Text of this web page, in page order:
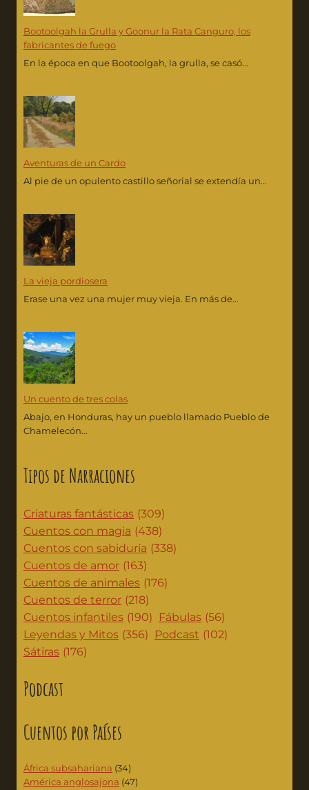
Bootoolgah la Grulla y Goonur la Rata Canguro, los
fabricantes de fuego
En la época en que Bootoolgah, la grulla, se casó...
Aventuras de un Cardo
Al pie de un opulento castillo señorial se extendía un...
La vieja pordiosera
Erase una vez una mujer muy vieja. En más de...
Un cuento de tres colas
Abajo, en Honduras, hay un pueblo llamado Pueblo de
Chamelecón...
Tipos de Narraciones
Criaturas fantásticas (309)
Cuentos con magia (438)
Cuentos con sabiduría (338)
Cuentos de amor (163)
Cuentos de animales (176)
Cuentos de terror (218)
Cuentos infantiles (190) Fábulas (56)
Leyendas y Mitos (356) Podcast (102)
Sátiras (176)
Podcast
Cuentos por Países
África subsahariana (34)
América anglosajona (47)